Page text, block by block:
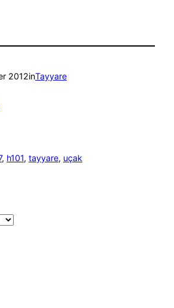
2012inTayyare
, h101, tayyare, uçak